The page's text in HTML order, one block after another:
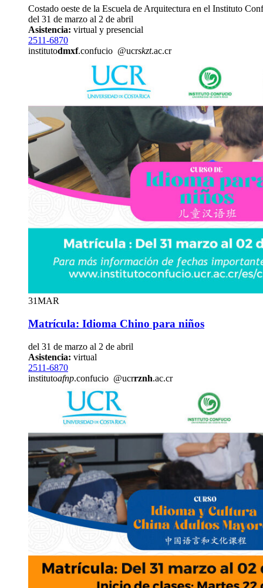
Costado oeste de la Escuela de Arquitectura en el Instituto
del 31 de marzo al 2 de abril
Asistencia: virtual y presencial
2511-6870
institutodmxf.confucio @ucrskzt.ac.cr
31MAR
Matrícula: Idioma Chino para niños
del 31 de marzo al 2 de abril
Asistencia: virtual
2511-6870
institutoafnp.confucio @ucrrznh.ac.cr